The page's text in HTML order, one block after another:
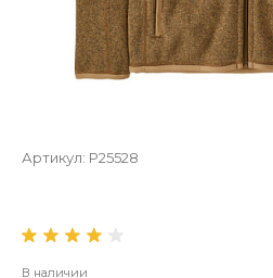
Артикул: P25528
В наличии